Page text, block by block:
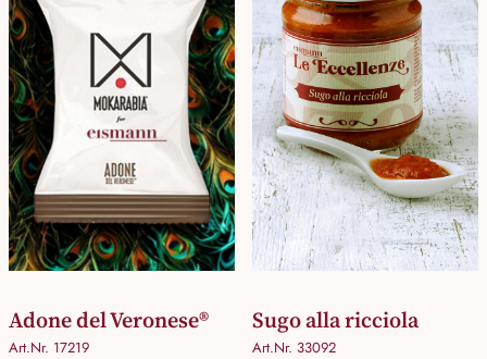
Adone del Veronese®
Art.Nr. 17219
Sugo alla ricciola
Art.Nr. 33092